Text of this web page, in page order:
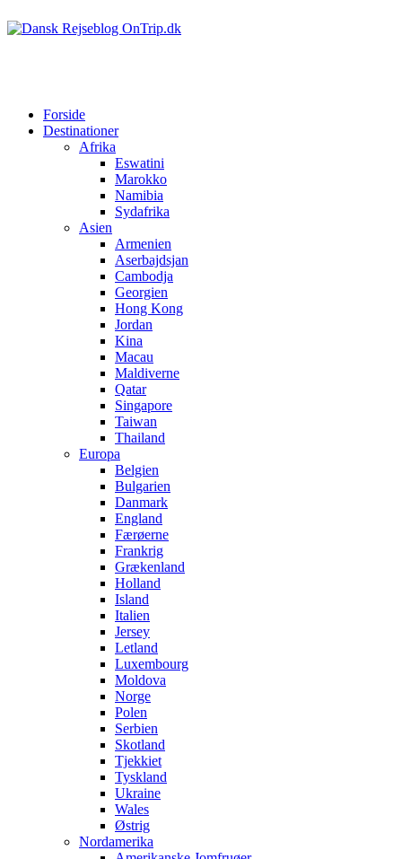
Forside
Destinationer
Afrika
Eswatini
Marokko
Namibia
Sydafrika
Asien
Armenien
Aserbajdsjan
Cambodja
Georgien
Hong Kong
Jordan
Kina
Macau
Maldiverne
Qatar
Singapore
Taiwan
Thailand
Europa
Belgien
Bulgarien
Danmark
England
Færøerne
Frankrig
Grækenland
Holland
Island
Italien
Jersey
Letland
Luxembourg
Moldova
Norge
Polen
Serbien
Skotland
Tjekkiet
Tyskland
Ukraine
Wales
Østrig
Nordamerika